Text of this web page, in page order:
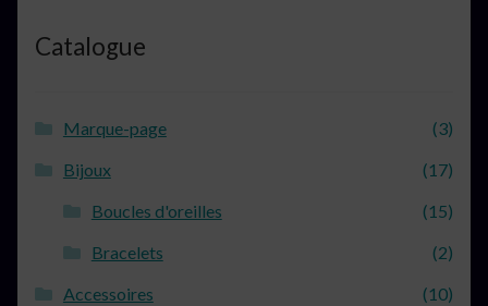
Catalogue
Marque-page
(3)
Bijoux
(17)
Boucles d'oreilles
(15)
Bracelets
(2)
Accessoires
(10)